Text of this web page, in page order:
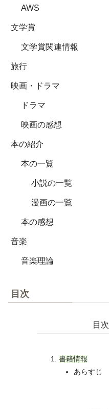
AWS
文学賞
文学賞関連情報
旅行
映画・ドラマ
ドラマ
映画の感想
本の紹介
本の一覧
小説の一覧
漫画の一覧
本の感想
音楽
音楽理論
目次
目次
書籍情報
あらすじ